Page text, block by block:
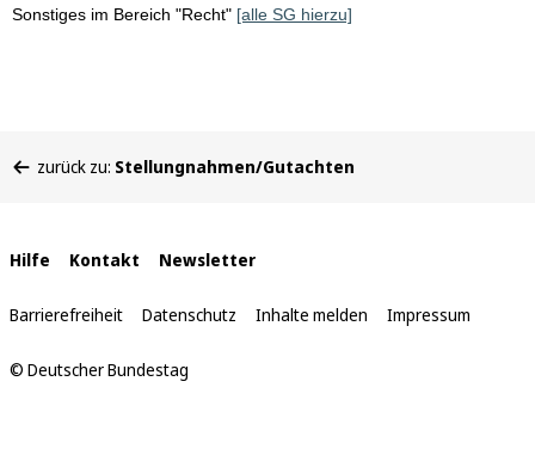
Sonstiges im Bereich "Recht" [alle SG hierzu]
befinden
zurück zu: Stellungnahmen/Gutachten
Interne
Links
Hilfe Kontakt Newsletter
Barrierefreiheit Datenschutz Inhalte melden Impressum
© Deutscher Bundestag